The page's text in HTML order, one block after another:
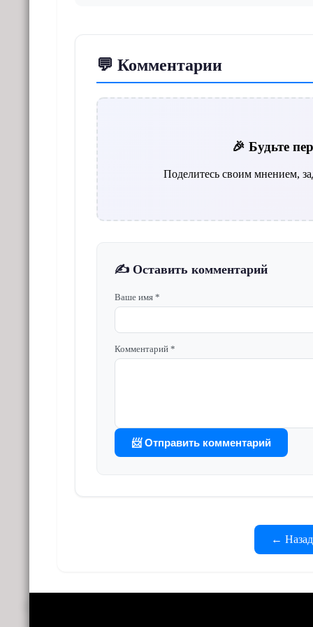
💬 Комментарии
🎉 Будьте
Поделитесь своим мнением,
✍️ Оставить комментарий
Ваше имя *
Комментарий *
📨 Отправить комментарий
← Назад